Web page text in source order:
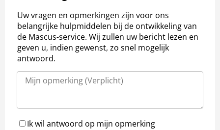
Uw vragen en opmerkingen zijn voor ons
belangrijke hulpmiddelen bij de ontwikkeling van
de Mascus-service. Wij zullen uw bericht lezen en
geven u, indien gewenst, zo snel mogelijk
antwoord.
Ik wil antwoord op mijn opmerking